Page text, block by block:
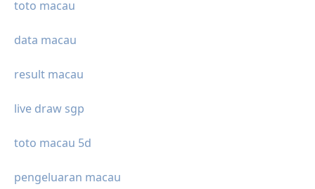
toto macau
data macau
result macau
live draw sgp
toto macau 5d
pengeluaran macau